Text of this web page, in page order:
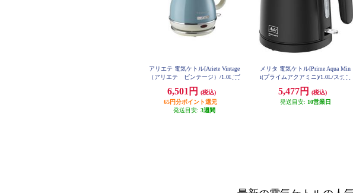
アリエテ 電気ケトル[Ariete Vintage
（アリエテ ビンテージ）/1.0L/ブ
6,501円
(税込)
65円分ポイント還元
発送目安: 3週間
メリタ 電気ケトル[Prime Aqua Min
i(プライムアクアミニ)/1.0L/ステン
3S
5,477円
(税込)
発送目安: 10営業日